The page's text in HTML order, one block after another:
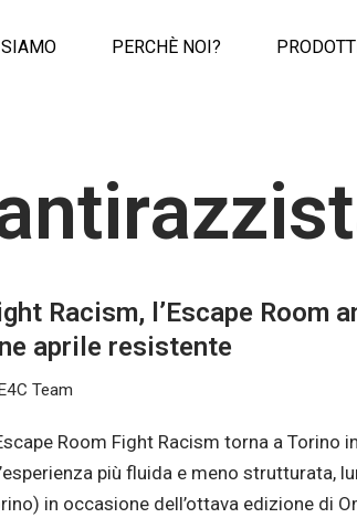
PERCHÈ NOI? PRODOTTI
Racism, l’Escape Room
aprile resistente
Team
Room Fight Racism torna a
più fluida e meno strutturata,
in occasione dell’ottava edizione di